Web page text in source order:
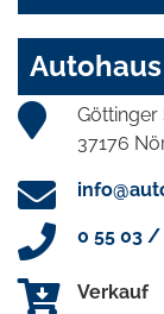
Göttinger
37176
0 55 03 /
Verkauf